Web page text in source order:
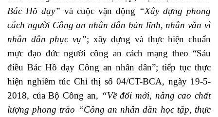
Bác Hồ dạy” và cuộc vận động “Xây dựng phong
cách người Công an nhân dân bản lĩnh, nhân văn vì
nhân dân phục vụ”; xây dựng và thực hiện chuẩn
mực đạo đức người công an cách mạng theo “Sáu
điều Bác Hồ dạy Công an nhân dân”; tiếp tục thực
hiện nghiêm túc Chỉ thị số 04/CT-BCA, ngày 19-5-
2018, của Bộ Công an, “Về đổi mới, nâng cao chất
lượng phong trào “Công an nhân dân học tập, thực